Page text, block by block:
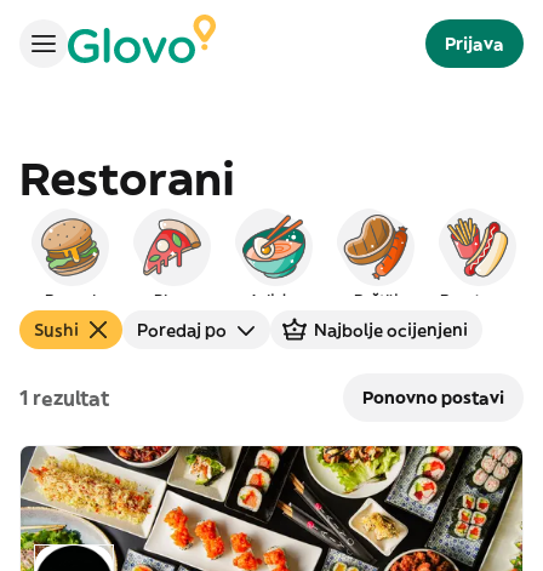
Prijava
Restorani
Burgeri Pizza Azijska Roštilj Brza hrana
Sushi Poredaj po Najbolje ocijenjeni
1 rezultat Ponovno postavi